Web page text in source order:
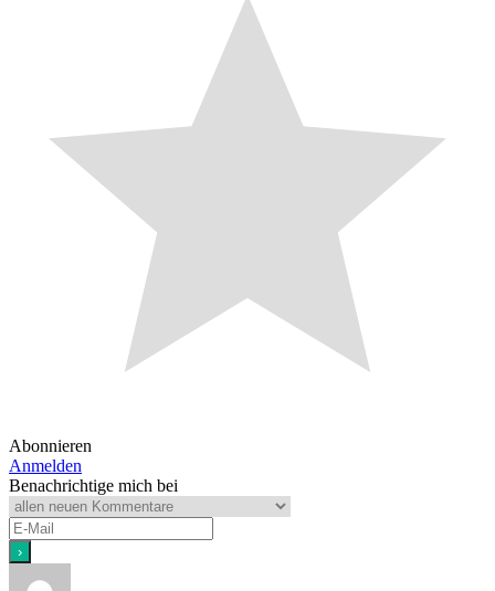
Abonnieren
Anmelden
Benachrichtige mich bei